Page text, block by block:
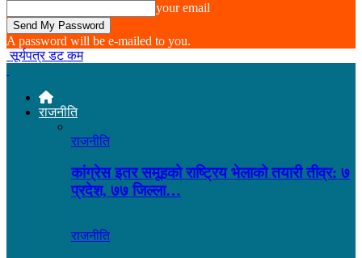
your email
A password will be e-mailed to you.
सूर्यपत्र डट कम
राजनीति
राजनीति
कांग्रेस इतर समूहको राष्ट्रिय भेलाको तयारी तीव्र: ७
प्रदेश, ७७ जिल्ला…
राजनीति